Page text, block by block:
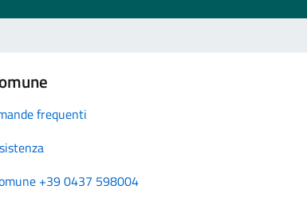
frequenti
+39 0437 598004